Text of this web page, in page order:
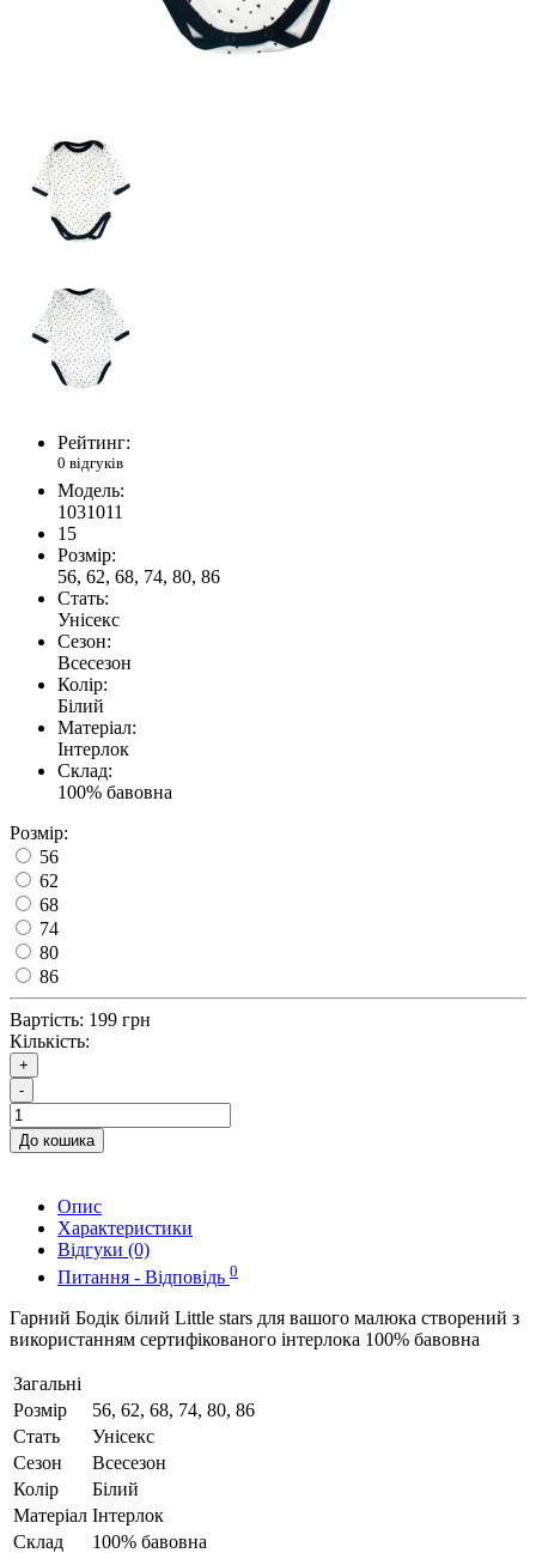
Рейтинг:
0 відгуків
Модель:
1031011
15
Розмір:
56, 62, 68, 74, 80, 86
Стать:
Унісекс
Сезон:
Всесезон
Колір:
Білий
Матеріал:
Інтерлок
Склад:
100% бавовна
Розмір:
56
62
68
74
80
86
Вартість: 199 грн
Кількість:
+
-
До кошика
Опис
Характеристики
Відгуки (0)
Питання - Відповідь 0
Гарний Бодік білий Little stars для вашого малюка створений з
використанням сертифікованого інтерлока 100% бавовна
Загальні
Розмір
56, 62, 68, 74, 80, 86
Стать
Унісекс
Сезон
Всесезон
Колір
Білий
Матеріал Інтерлок
Склад
100% бавовна